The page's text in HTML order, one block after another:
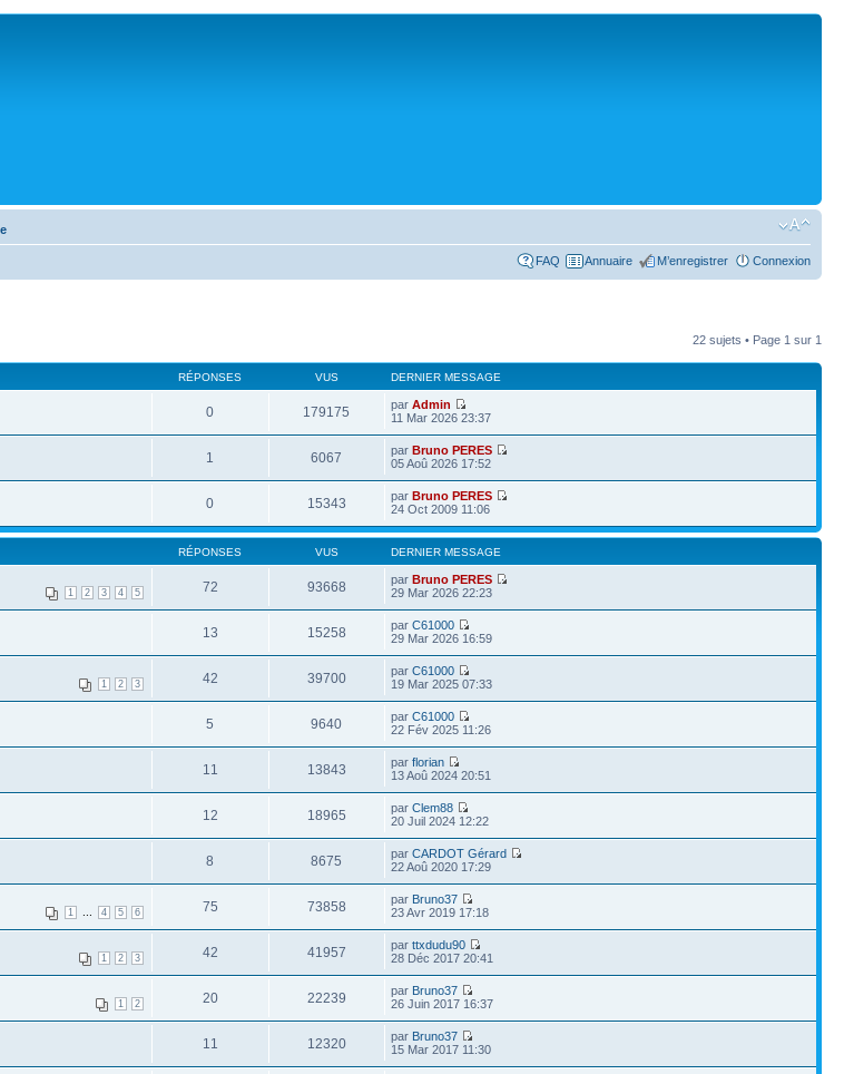
FAQ Annuaire M’enregistrer Connexion
22 sujets • Page 1 sur 1
RÉPONSES VUS DERNIER MESSAGE
0 179175 parAdmin
11 Mar 2026 23:37
1 6067 parBruno PERES
05 Aoû 2026 17:52
0 15343 parBruno PERES
24 Oct 2009 11:06
RÉPONSES VUS DERNIER MESSAGE
1 2 3 4 5 72 93668 parBruno PERES
29 Mar 2026 22:23
13 15258 parC61000
29 Mar 2026 16:59
1 2 3 42 39700 parC61000
19 Mar 2025 07:33
5 9640 parC61000
22 Fév 2025 11:26
11 13843 parflorian
13 Aoû 2024 20:51
12 18965 parClem88
20 Juil 2024 12:22
8 8675 parCARDOT Gérard
22 Aoû 2020 17:29
1 4 5 6 75 73858 par Bruno37
23 Avr 2019 17:18
1 2 3 42 41957 parttxdudu90
28 Déc 2017 20:41
1 2 20 22239 par Bruno37
26 Juin 2017 16:37
11 12320 par Bruno37
15 Mar 2017 11:30